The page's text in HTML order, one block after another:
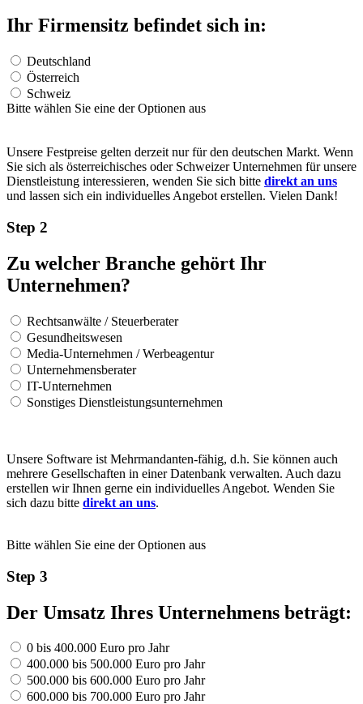
Ihr Firmensitz befindet sich in:
Deutschland
Österreich
Schweiz
Bitte wählen Sie eine der Optionen aus
Unsere Festpreise gelten derzeit nur für den deutschen Markt. Wenn
Sie sich als österreichisches oder Schweizer Unternehmen für unsere
Dienstleistung interessieren, wenden Sie sich bitte direkt an uns
und lassen sich ein individuelles Angebot erstellen. Vielen Dank!
Step 2
Zu welcher Branche gehört Ihr
Unternehmen?
Rechtsanwälte / Steuerberater
Gesundheitswesen
Media-Unternehmen / Werbeagentur
Unternehmensberater
IT-Unternehmen
Sonstiges Dienstleistungsunternehmen
Unsere Software ist Mehrmandanten-fähig, d.h. Sie können auch
mehrere Gesellschaften in einer Datenbank verwalten. Auch dazu
erstellen wir Ihnen gerne ein individuelles Angebot. Wenden Sie
sich dazu bitte direkt an uns.
Bitte wählen Sie eine der Optionen aus
Step 3
Der Umsatz Ihres Unternehmens beträgt:
0 bis 400.000 Euro pro Jahr
400.000 bis 500.000 Euro pro Jahr
500.000 bis 600.000 Euro pro Jahr
600.000 bis 700.000 Euro pro Jahr